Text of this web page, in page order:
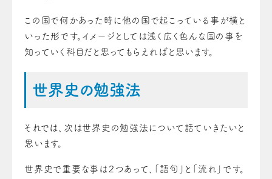
この国で何かあった時に他の国で起こっている事が横と
いった形です。イメージとしては浅く広く色んな国の事を
知っていく科目だと思ってもらえればと思います。
世界史の勉強法
それでは、次は世界史の勉強法について話ていきたいと
思います。
世界史で重要な事は２つあって、「語句」と「流れ」です。